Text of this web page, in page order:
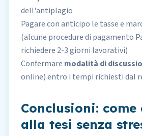
dell'antiplagio
Pagare con anticipo le tasse e
(alcune procedure di pagamento
richiedere 2-3 giorni lavorativi)
Confermare modalità di
online) entro i tempi richiesti dal
Conclusioni:
alla tesi senza